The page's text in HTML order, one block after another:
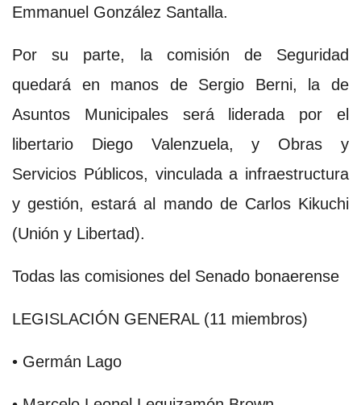
Emmanuel González Santalla.
Por su parte, la comisión de Seguridad
quedará en manos de Sergio Berni, la de
Asuntos Municipales será liderada por el
libertario Diego Valenzuela, y Obras y
Servicios Públicos, vinculada a infraestructura
y gestión, estará al mando de Carlos Kikuchi
(Unión y Libertad).
Todas las comisiones del Senado bonaerense
LEGISLACIÓN GENERAL (11 miembros)
• Germán Lago